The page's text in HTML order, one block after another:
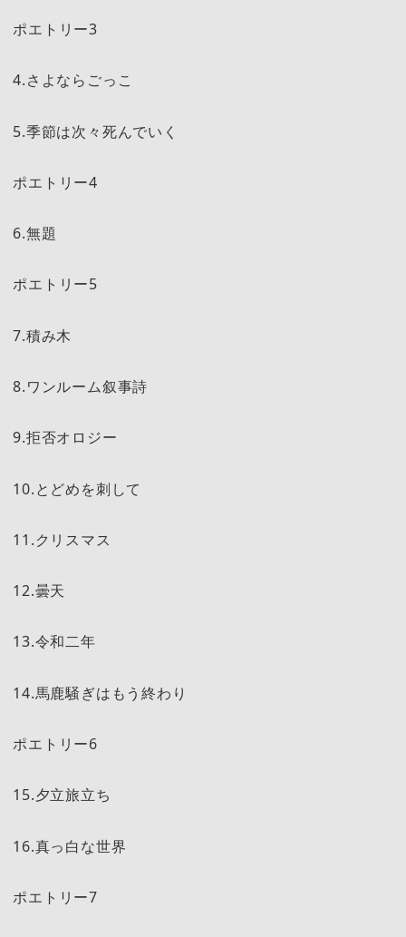
ポエトリー3
4.さよならごっこ
5.季節は次々死んでいく
ポエトリー4
6.無題
ポエトリー5
7.積み木
8.ワンルーム叙事詩
9.拒否オロジー
10.とどめを刺して
11.クリスマス
12.曇天
13.令和二年
14.馬鹿騒ぎはもう終わり
ポエトリー6
15.夕立旅立ち
16.真っ白な世界
ポエトリー7